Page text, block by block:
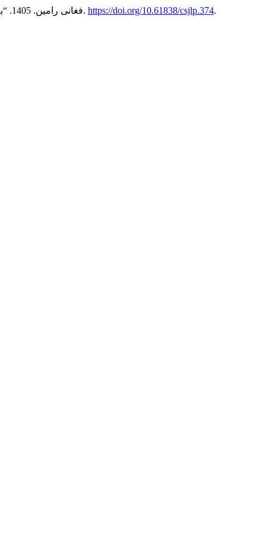
فیروزکاه زری, منتظری زهرا, and فغانی رامین. 1405. “بررسی مشروعیت تجارت الکترونیک در فقه اسلامی”.8 (1): 1-12. https://doi.org/10.61838/csjlp.374.